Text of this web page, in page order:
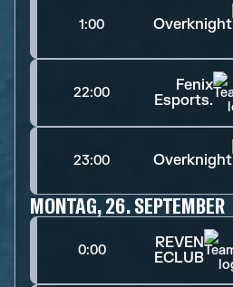
1:00 Overknight
22:00
Fenix
Esports.
23:00 Overknight
MONTAG, 26. SEPTEMBER
0:00
REVEN
ECLUB